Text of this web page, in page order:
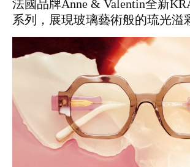
法國品牌Anne & Valentin全新
系列，展現玻璃藝術般的琉光溢